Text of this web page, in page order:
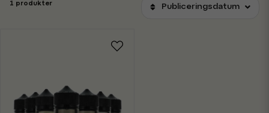
1 produkter Publiceringsdatum